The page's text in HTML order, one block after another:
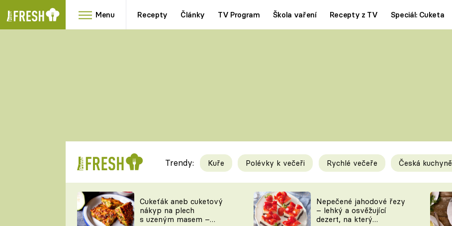
Menu Recepty Články TV Program Škola vaření Recepty z TV Speciál: Cuketa
RYCHLOVKY
Videorecepty
TEĎ VAŘÍ ŠÉF!
Tipy a triky
KAM ZA JÍDLEM
Novinky
Trendy: Kuře Polévky k večeři Rychlé večeře Česká kuchyně
Cukeťák aneb cuketový
nákyp na plech
s uzeným masem –
Nepečené jahodové řezy
– lehký a osvěžující
dezert, na který